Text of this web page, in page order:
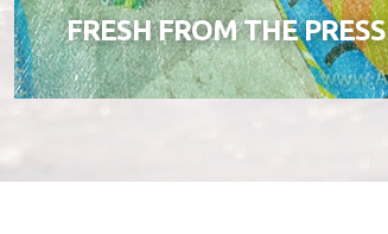
FRESH FROM THE PRESS